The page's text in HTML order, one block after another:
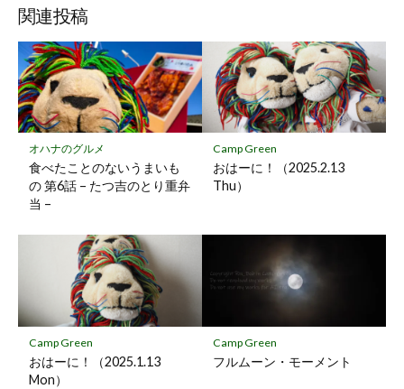
ア
マ
ー
ク
に
存
関連投稿
オハナのグルメ
食べたことのないうまいも
の 第6話 – たつ吉のとり重弁
当 –
Camp Green
おはーに！（2025.2.13
Thu）
Camp Green
おはーに！（2025.1.13
Mon）
Camp Green
フルムーン・モーメント